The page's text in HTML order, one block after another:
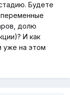
Будете
переменные
долю
И как
уже на этом